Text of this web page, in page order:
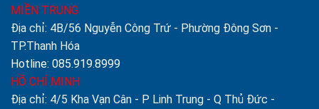
MIỀN TRUNG
Địa chỉ: 4B/56 Nguyễn Công Trứ - Phường Đông Sơn -
TP.Thanh Hóa
Hotline: 085.919.8999
HỒ CHÍ MINH
Địa chỉ: 4/5 Kha Vạn Cân - P Linh Trung - Q Thủ Đức -